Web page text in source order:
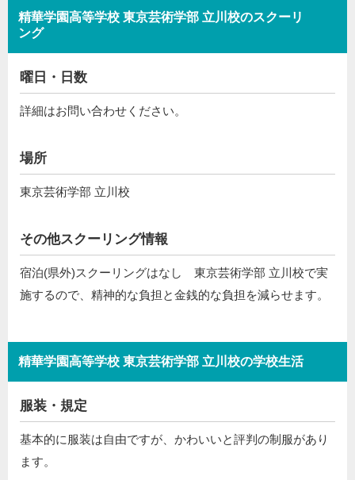
精華学園高等学校 東京芸術学部 立川校のスクーリ
ング
曜日・日数
詳細はお問い合わせください。
場所
東京芸術学部 立川校
その他スクーリング情報
宿泊(県外)スクーリングはなし 東京芸術学部 立川校で実
施するので、精神的な負担と金銭的な負担を減らせます。
精華学園高等学校 東京芸術学部 立川校の学校生活
服装・規定
基本的に服装は自由ですが、かわいいと評判の制服があり
ます。